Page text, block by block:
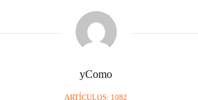
yComo
ARTÍCULOS: 1082